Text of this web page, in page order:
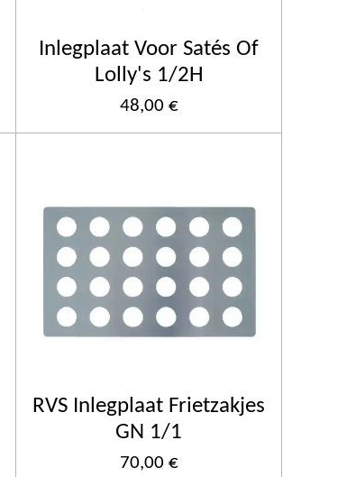
Inlegplaat Voor Satés Of
Lolly's 1/2H
48,00 €
RVS Inlegplaat Frietzakjes
GN 1/1
70,00 €